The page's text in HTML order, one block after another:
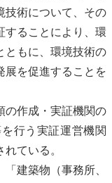
技術について、その
することにより、環
ともに、環境技術の
展を促進することを
作成・実証機関の
行う実証運営機関
ている。
建築物（事務所、